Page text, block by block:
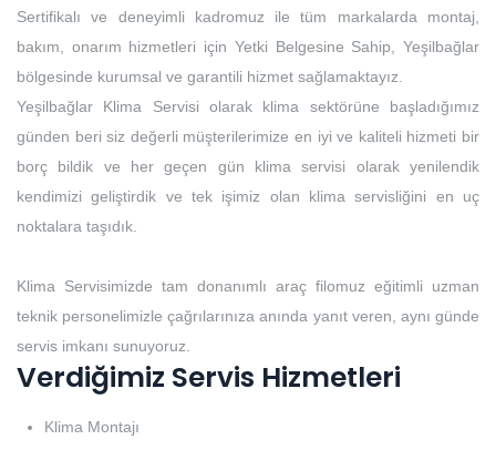
Sertifikalı ve deneyimli kadromuz ile tüm markalarda montaj,
bakım, onarım hizmetleri için Yetki Belgesine Sahip, Yeşilbağlar
bölgesinde kurumsal ve garantili hizmet sağlamaktayız.
Yeşilbağlar Klima Servisi olarak klima sektörüne başladığımız
günden beri siz değerli müşterilerimize en iyi ve kaliteli hizmeti bir
borç bildik ve her geçen gün klima servisi olarak yenilendik
kendimizi geliştirdik ve tek işimiz olan klima servisliğini en uç
noktalara taşıdık.
Klima Servisimizde tam donanımlı araç filomuz eğitimli uzman
teknik personelimizle çağrılarınıza anında yanıt veren, aynı günde
servis imkanı sunuyoruz.
Verdiğimiz Servis Hizmetleri
Klima Montajı